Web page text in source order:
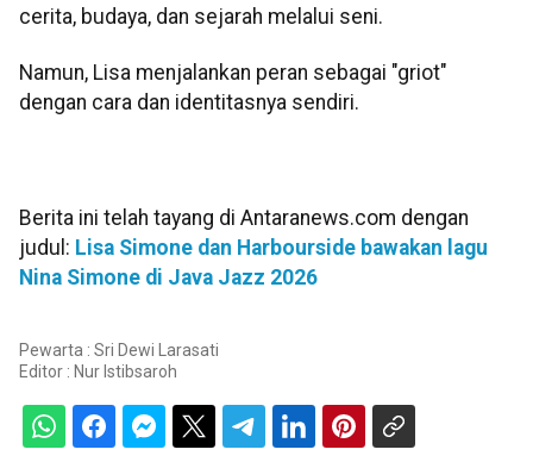
cerita, budaya, dan sejarah melalui seni.
Namun, Lisa menjalankan peran sebagai "griot"
dengan cara dan identitasnya sendiri.
Berita ini telah tayang di Antaranews.com dengan
judul: Lisa Simone dan Harbourside bawakan lagu
Nina Simone di Java Jazz 2026
Pewarta : Sri Dewi Larasati
Editor : Nur Istibsaroh